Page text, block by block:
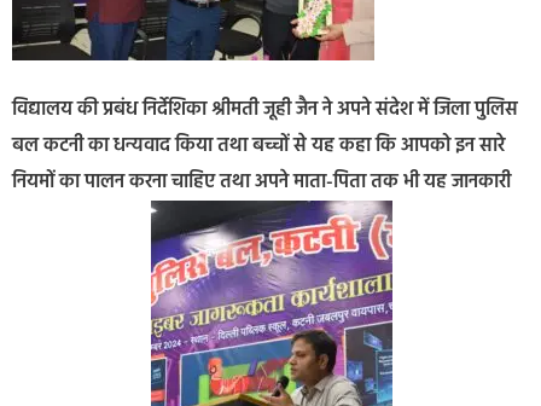
विद्यालय की प्रबंध निर्देशिका श्रीमती जूही जैन ने अपने संदेश में जिला पुलिस
बल कटनी का धन्यवाद किया तथा बच्चों से यह कहा कि आपको इन सारे
नियमों का पालन करना चाहिए तथा अपने माता-पिता तक भी यह जानकारी